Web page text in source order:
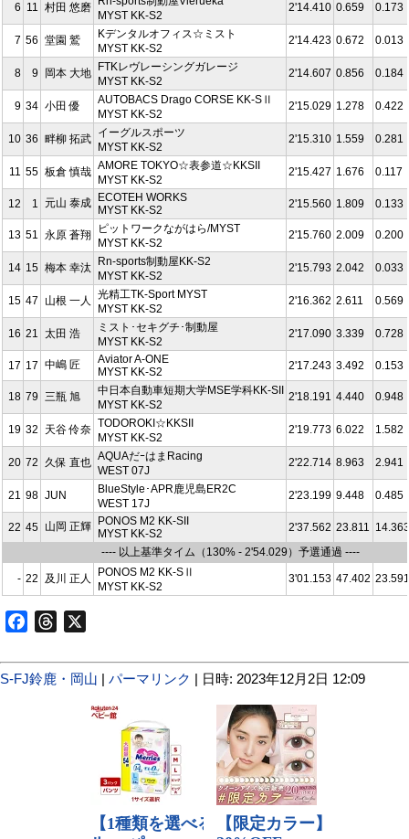
6 11 村田 悠磨
MYST KK-S2
2'14.410 0.659 0.173
7 56 堂園 鷲
Kデンタルオフィス☆ミスト
MYST KK-S2
2'14.423 0.672 0.013
8 9 岡本 大地 FTKレヴレーシングガレージ
MYST KK-S2
2'14.607 0.856 0.184
9 34 小田 優
AUTOBACS Drago CORSE KK-SⅡ
MYST KK-S2
2'15.029 1.278 0.422
10 36 畔柳 拓武 イーグルスポーツ
MYST KK-S2
2'15.310 1.559 0.281
11 55 板倉 慎哉 AMORE TOKYO☆表参道☆KKSII
MYST KK-S2
2'15.427 1.676 0.117
12 1 元山 泰成 ECOTEH WORKS
MYST KK-S2
2'15.560 1.809 0.133
13 51 永原 蒼翔
ピットワークながはら/MYST
MYST KK-S2
2'15.760 2.009 0.200
14 15 梅本 幸汰 Rn-sports制動屋KK-S2
MYST KK-S2
2'15.793 2.042 0.033
15 47 山根 一人
光精工TK-Sport MYST
MYST KK-S2
2'16.362 2.611 0.569
16 21 太田 浩
ミスト･セキグチ･制動屋
MYST KK-S2
2'17.090 3.339 0.728
17 17 中嶋 匠
Aviator A-ONE
MYST KK-S2
2'17.243 3.492 0.153
18 79 三瓶 旭
中日本自動車短期大学MSE学科KK-SII
MYST KK-S2
2'18.191 4.440 0.948
19 32 天谷 伶奈 TODOROKI☆KKSII
MYST KK-S2
2'19.773 6.022 1.582
20 72 久保 直也 AQUAだｰはまRacing
WEST 07J
2'22.714 8.963 2.941
21 98 JUN
BlueStyle･APR鹿児島ER2C
WEST 17J
2'23.199 9.448 0.485
22 45 山岡 正輝 PONOS M2 KK-SII
MYST KK-S2
2'37.562 23.811
14.363
---- 以上基準タイム（130% - 2'54.029）予選通過 ----
- 22 及川 正人
PONOS M2 KK-SⅡ
MYST KK-S2
3'01.153 47.402 23.591
FacebookThreads
S-FJ鈴鹿・岡山 | パーマリンク | 日時: 2023年12月2日 12:09